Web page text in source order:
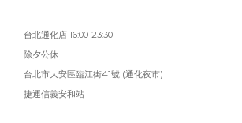
台北通化店 16:00-23:30
除夕公休
台北市大安區臨江街41號 (通化夜市)
捷運信義安和站